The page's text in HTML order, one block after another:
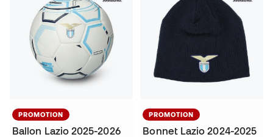
PROMOTION
Ballon Lazio 2025-2026
PROMOTION
Bonnet Lazio 2024-2025